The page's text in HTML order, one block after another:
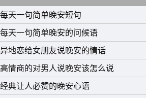
12、 幸福跟痛苦一样的微不足道，他
的其他细节一样，不过是使人生的格
安!
13、 多代的情感过程是固着于情感系
传递给下一代的有主观决定的态度、
每天一句简单晚安短句
每天一句简单晚安的问候语
异地恋给女朋友说晚安的情话
高情商的对男人说晚安该怎么说
经典让人必赞的晚安心语